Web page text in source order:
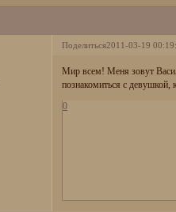
Поделиться2011-03-19
Мир всем! Меня зовут
познакомиться с
0